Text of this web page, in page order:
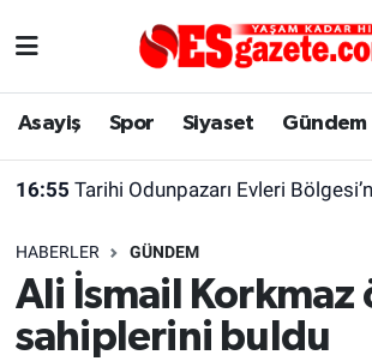
Asayiş Spor Siyaset Gündem
16:55 Tarihi Odunpazarı Evleri
HABERLER GÜNDEM
Ali İsmail Korkmaz
sahiplerini buldu
Asayiş
Gündem
Türkiye
Yaşam
Eskişehirspor Arşivi
Eskişehir Arşivi
Eskişehir Nöbetçi Eczaneler
Süper Lig Puan Durumu ve
Tüm Manşetler